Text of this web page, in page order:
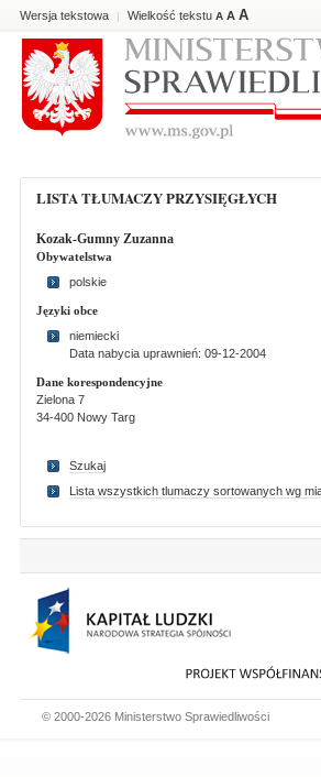
Wersja tekstowa | Wielkość tekstu A A A
LISTA TŁUMACZY PRZYSIĘGŁYCH
Kozak-Gumny Zuzanna
Obywatelstwa
polskie
Języki obce
niemiecki
Data nabycia uprawnień: 09-12-2004
Dane korespondencyjne
Zielona 7
34-400 Nowy Targ
Szukaj
Lista wszystkich tlumaczy sortowanych wg
© 2000-2026 Ministerstwo Sprawiedliwości